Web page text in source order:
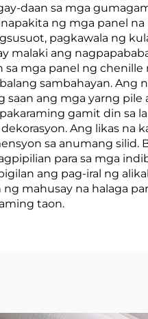
at
Tubig,
para
ng
meters
daan sa mga
ng mga panel na
pagkawala ng
ang
sa mga panel ng chenille
sambahayan. Ang
saan ang mga yarng
gamit din sa
Ang likas na
sa anumang silid.
para sa mga
ang pag-iral ng
mahusay na halaga
taon.